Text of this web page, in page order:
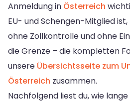
Anmeldung in Österreich
EU- und Schengen-Mitglied
ohne Zollkontrolle und ohne
die Grenze – die kompletten
unsere Übersichtsseite zum
Österreich zusammen.
Nachfolgend liest du, wie